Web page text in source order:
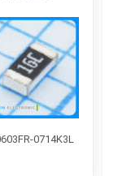
0714K3L